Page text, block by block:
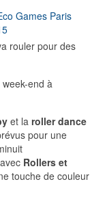
rouler pour des
end à
et la roller dance
pour une
Rollers et
touche de couleur